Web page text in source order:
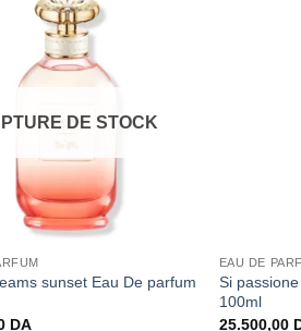
DE STOCK
sunset Eau De parfum
DA
EAU DE
Si
100ml
25.500,00